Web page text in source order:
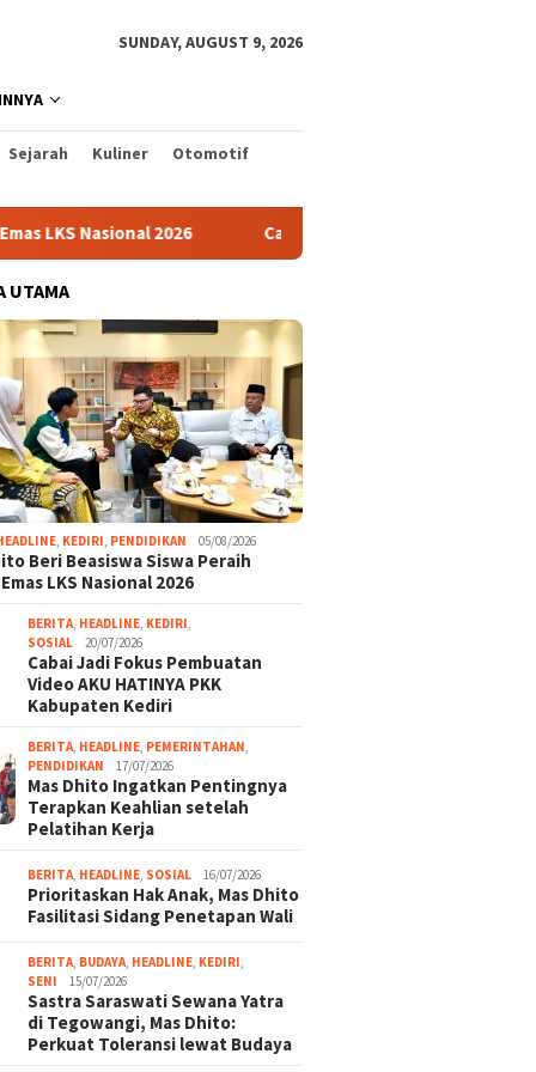
SUNDAY, AUGUST 9, 2026
Sejarah Kuliner
Otomotif
2026 Cabai Jadi Fokus Pembuatan Video AKU
UTAMA
KEDIRI PENDIDIKAN 05/08/2026
Beri Beasiswa Siswa Peraih
LKS Nasional 2026
BERITA HEADLINE KEDIRI
SOSIAL
20/07/2026
Cabai Jadi Fokus Pembuatan
Video AKU HATINYA PKK
Kabupaten Kediri
BERITA HEADLINE PEMERINTAHAN
PENDIDIKAN
17/07/2026
Mas Dhito Ingatkan Pentingnya
Terapkan Keahlian setelah
Pelatihan Kerja
BERITA HEADLINE SOSIAL 16/07/2026
Prioritaskan Hak Anak, Mas Dhito
Fasilitasi Sidang Penetapan Wali
BERITA BUDAYA HEADLINE KEDIRI
SENI
15/07/2026
Sastra Saraswati Sewana Yatra
di Tegowangi, Mas Dhito:
Perkuat Toleransi lewat Budaya